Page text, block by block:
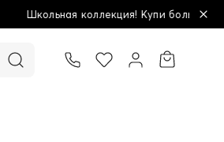
Купи больше - плати меньше!
Товар добавлен в корзину